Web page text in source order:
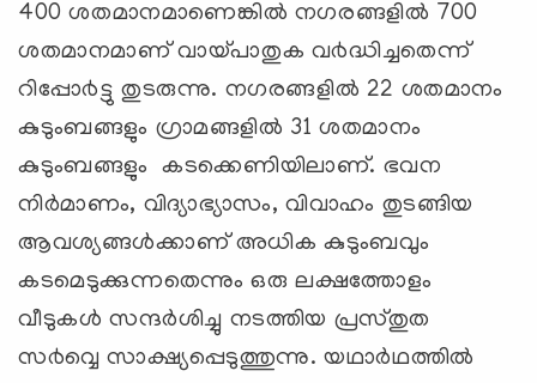
400 ശതമാനമാണെങ്കില്‍ നഗരങ്ങളില്‍ 700
ശതമാനമാണ് വായ്പാതുക വ൪ദ്ധിച്ചതെന്ന്
റിപ്പോ൪ട്ടു തുടരുന്നു. നഗരങ്ങളില്‍ 22 ശതമാനം
കുടുംബങ്ങളും ഗ്രാമങ്ങളില്‍ 31 ശതമാനം
കുടുംബങ്ങളും കടക്കെണിയിലാണ്. ഭവന
നിര്‍മാണം, വിദ്യാഭ്യാസം, വിവാഹം തുടങ്ങിയ
ആവശ്യങ്ങള്‍ക്കാണ് അധിക കുടുംബവും
കടമെടുക്കുന്നതെന്നും ഒരു ലക്ഷത്തോളം
വീടുകള്‍ സന്ദര്‍ശിച്ചു നടത്തിയ പ്രസ്തുത
സ൪വ്വെ സാക്ഷ്യപ്പെടുത്തുന്നു. യഥാര്‍ഥത്തില്‍